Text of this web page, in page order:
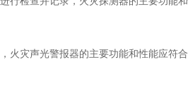
火灾声光警报器的主要功能和性能应符